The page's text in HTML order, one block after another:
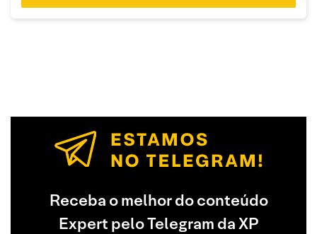
Receba o melhor do conteúdo
Expert pelo Telegram da XP